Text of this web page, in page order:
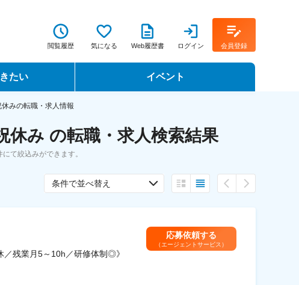
閲覧履歴 気になる Web履歴書 ログイン 会員登録
たい イベント
転職フェア
休みの転職・求人情報
休み の転職・求人検索結果
て絞込みができます。
条件で並べ替え
／残業月5～10h／研修体制◎》
応募依頼する
（エージェントサービス）